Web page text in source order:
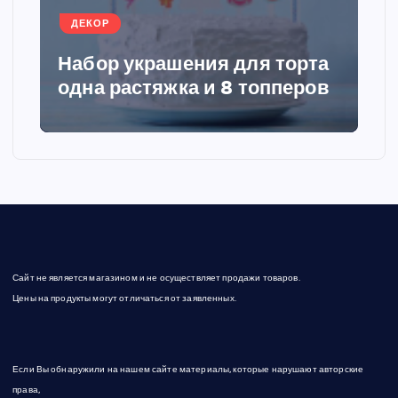
и
я
з
п
с
й
ДЕКОР
Набор украшения для торта
одна растяжка и 8 топперов
Сайт не является магазином и не осуществляет продажи товаров.
Цены на продукты могут отличаться от заявленных.
Если Вы обнаружили на нашем сайте материалы, которые нарушают авторские
права,